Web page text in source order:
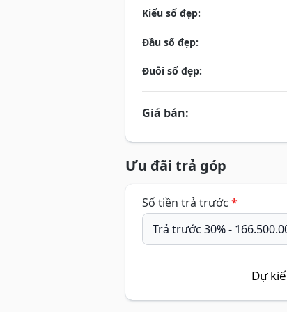
Kiểu số đẹp:
Đầu số đẹp:
Đuôi số đẹp:
Giá bán:
Ưu đãi trả góp
Số tiền trả trước *
Dự